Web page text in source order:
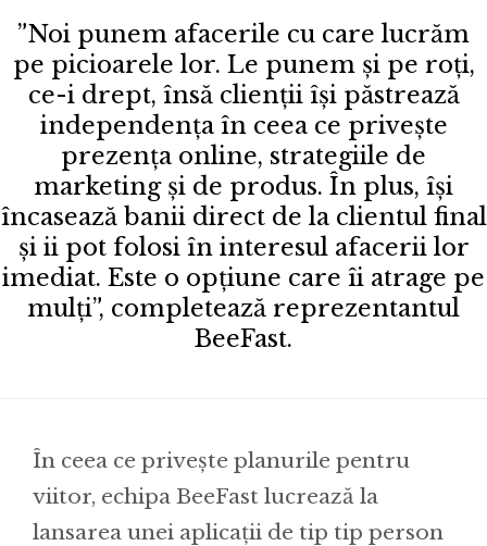
”Noi punem afacerile cu care lucrăm
pe picioarele lor. Le punem și pe roți,
ce-i drept, însă clienții își păstrează
independența în ceea ce privește
prezența online, strategiile de
marketing și de produs. În plus, își
încasează banii direct de la clientul final
și ii pot folosi în interesul afacerii lor
imediat. Este o opțiune care îi atrage pe
mulți”, completează reprezentantul
BeeFast.
În ceea ce privește planurile pentru
viitor, echipa BeeFast lucrează la
lansarea unei aplicații de tip tip person